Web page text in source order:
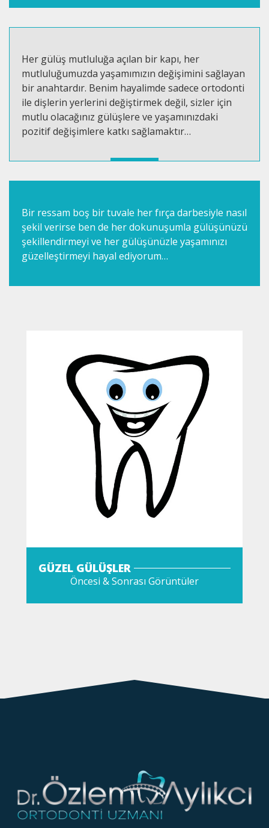
Her gülüş mutluluğa açılan bir kapı, her
mutluluğumuzda yaşamımızın değişimini sağlayan
bir anahtardır. Benim hayalimde sadece ortodonti
ile dişlerin yerlerini değiştirmek değil, sizler için
mutlu olacağınız gülüşlere ve yaşamınızdaki
pozitif değişimlere katkı sağlamaktır…
Bir ressam boş bir tuvale her fırça darbesiyle nasıl
şekil verirse ben de her dokunuşumla gülüşünüzü
şekillendirmeyi ve her gülüşünüzle yaşamınızı
güzelleştirmeyi hayal ediyorum…
GÜZEL GÜLÜŞLER
Öncesi & Sonrası Görüntüler